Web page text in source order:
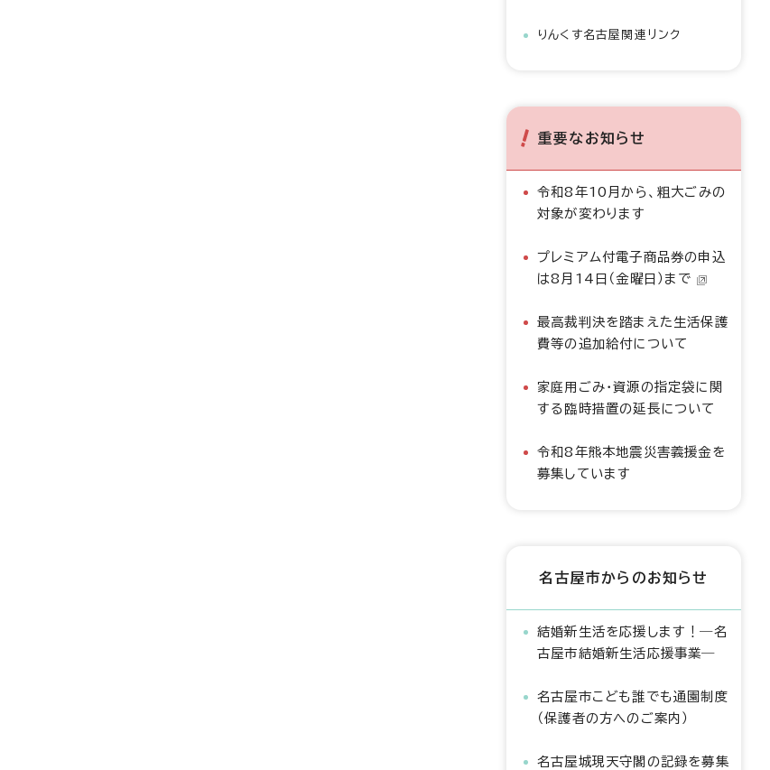
りんくす名古屋関連リンク
重要なお知らせ
令和8年10月から、粗大ごみの
対象が変わります
プレミアム付電子商品券の申込
は8月14日（金曜日）まで
最高裁判決を踏まえた生活保護
費等の追加給付について
家庭用ごみ・資源の指定袋に関
する臨時措置の延長について
令和8年熊本地震災害義援金を
募集しています
名古屋市からのお知らせ
結婚新生活を応援します！―名
古屋市結婚新生活応援事業―
名古屋市こども誰でも通園制度
（保護者の方へのご案内）
名古屋城現天守閣の記録を募集